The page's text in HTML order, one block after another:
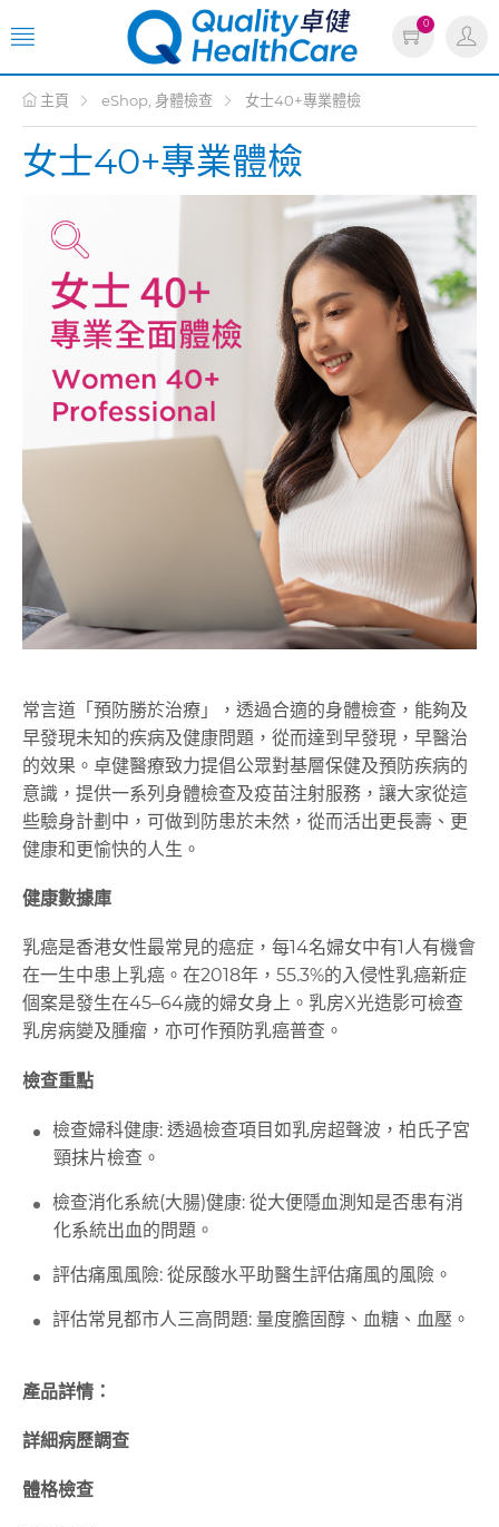
0
主頁 eShop, 身體檢查 女士40+專業體檢
女士40+專業體檢
常言道「預防勝於治療」，透過合適的身體檢查，能夠及
早發現未知的疾病及健康問題，從而達到早發現，早醫治
的效果。卓健醫療致力提倡公眾對基層保健及預防疾病的
意識，提供一系列身體檢查及疫苗注射服務，讓大家從這
些驗身計劃中，可做到防患於未然，從而活出更長壽、更
健康和更愉快的人生。
健康數據庫
乳癌是香港女性最常見的癌症，每14名婦女中有1人有機會
在一生中患上乳癌。在2018年，55.3%的入侵性乳癌新症
個案是發生在45–64歲的婦女身上。乳房X光造影可檢查
乳房病變及腫瘤，亦可作預防乳癌普查。
檢查重點
檢查婦科健康: 透過檢查項目如乳房超聲波，柏氏子宮
頸抹片檢查。
檢查消化系統(大腸)健康: 從大便隱血測知是否患有消
化系統出血的問題。
評估痛風風險: 從尿酸水平助醫生評估痛風的風險。
評估常見都市人三高問題: 量度膽固醇、血糖、血壓。
產品詳情：
詳細病歷調查
體格檢查